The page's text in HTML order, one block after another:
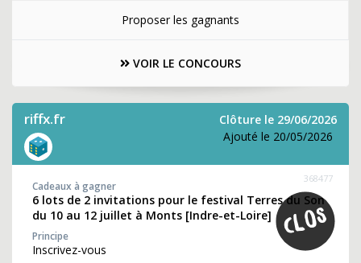
Proposer les gagnants
VOIR LE CONCOURS
riffx.fr
Clôture le 29/06/2026
Ajouté le 20/05/2026
368477
Cadeaux à gagner
6 lots de 2 invitations pour le festival Terres du Son
du 10 au 12 juillet à Monts [Indre-et-Loire]
Principe
Inscrivez-vous